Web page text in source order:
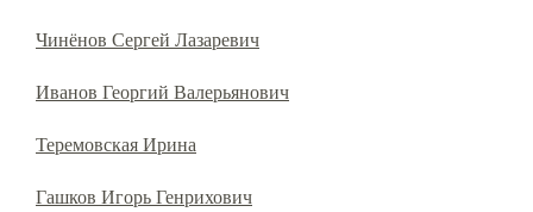
Чинёнов Сергей Лазаревич
Иванов Георгий Валерьянович
Теремовская Ирина
Гашков Игорь Генрихович